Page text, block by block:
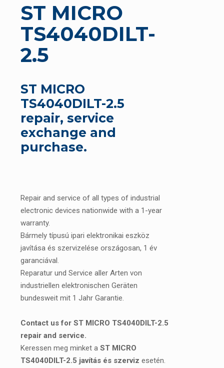
ST MICRO
TS4040DILT-
2.5
ST MICRO
TS4040DILT-2.5
repair, service
exchange and
purchase.
Repair and service of all types of industrial
electronic devices nationwide with a 1-year
warranty.
Bármely típusú ipari elektronikai eszköz
javítása és szervizelése országosan, 1 év
garanciával.
Reparatur und Service aller Arten von
industriellen elektronischen Geräten
bundesweit mit 1 Jahr Garantie.
Contact us for ST MICRO TS4040DILT-2.5
repair and service.
Keressen meg minket a ST MICRO
TS4040DILT-2.5 javítás és szerviz esetén.